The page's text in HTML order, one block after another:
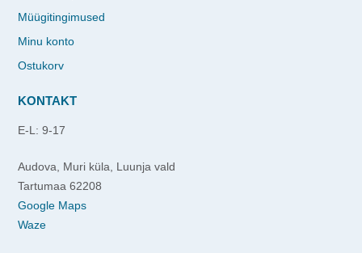
Müügitingimused
Minu konto
Ostukorv
KONTAKT
E-L: 9-17
Audova, Muri küla, Luunja vald
Tartumaa 62208
Google Maps
Waze